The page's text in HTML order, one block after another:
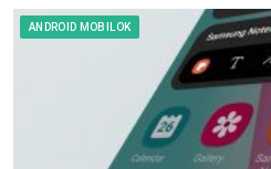
ANDROID MOBILOK